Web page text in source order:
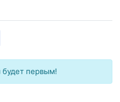
первым!